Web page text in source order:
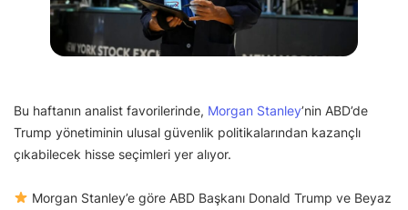
Bu haftanın analist favorilerinde, Morgan Stanley’nin ABD’de
Trump yönetiminin ulusal güvenlik politikalarından kazançlı
çıkabilecek hisse seçimleri yer alıyor.
Morgan Stanley’e göre ABD Başkanı Donald Trump ve Beyaz